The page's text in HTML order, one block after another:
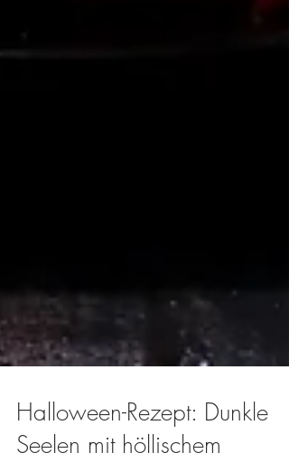
Halloween-Rezept: Dunkle